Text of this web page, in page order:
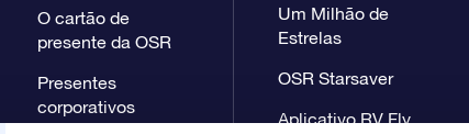
O cartão de
presente da OSR
Presentes
corporativos
Um Milhão de
Estrelas
OSR Starsaver
Aplicativo RV Fly